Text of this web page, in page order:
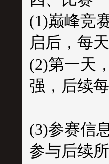
(1)巅峰竞
启后，每
(2)第一天
强，后续
(3)参赛信
参与后续